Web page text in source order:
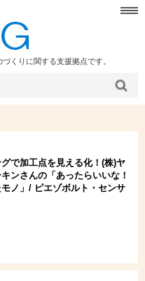
くりに関する支援拠点です。
で加工点を見える化！(株)ヤ
ンさんの「あったらいいな！
ノ」/ ピエゾボルト・センサ